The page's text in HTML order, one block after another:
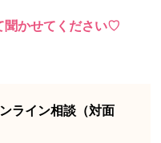
聞かせてください♡
ライン相談（対面